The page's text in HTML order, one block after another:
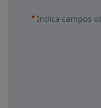
Indica campos